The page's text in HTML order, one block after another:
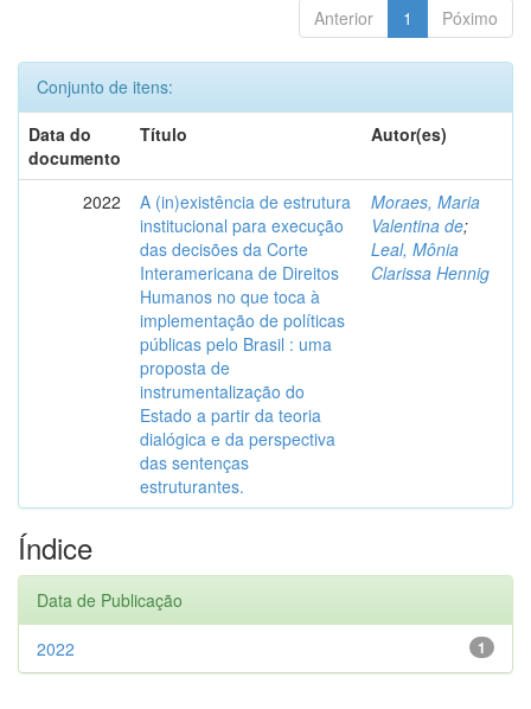
Anterior 1 Póximo
Conjunto de itens:
Data do
documento
Título Autor(es)
2022
A (in)existência de estrutura
institucional para execução
das decisões da Corte
Interamericana de Direitos
Humanos no que toca à
implementação de políticas
públicas pelo Brasil : uma
proposta de
instrumentalização do
Estado a partir da teoria
dialógica e da perspectiva
das sentenças
estruturantes.
Moraes, Maria
Valentina de;
Leal, Mônia
Clarissa Hennig
Índice
Data de Publicação
1
2022